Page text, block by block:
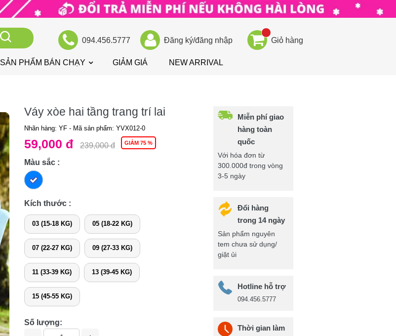
094.456.5777 Đăng ký/đăng nhập Giỏ hàng
SẢN PHẨM BÁN CHẠY GIẢM GIÁ NEW ARRIVAL
Váy xòe hai tầng trang trí lai
Nhãn hàng: YF - Mã sản phẩm:YVX012-0
59,000 đ 239,000 đ GIẢM 75 %
Màu sắc :
Kích thước :
03 (15-18 KG) 05 (18-22 KG)
07 (22-27 KG) 09 (27-33 KG)
11 (33-39 KG) 13 (39-45 KG)
15 (45-55 KG)
Số lượng:
Miễn phí giao
hàng toàn
quốc
Với hóa đơn từ
300.000đ trong vòng
3-5 ngày
Đổi hàng
trong 14 ngày
Sản phẩm nguyên
tem chưa sử dụng/
giặt ủi
Hotline hỗ trợ
094.456.5777
Thời gian làm